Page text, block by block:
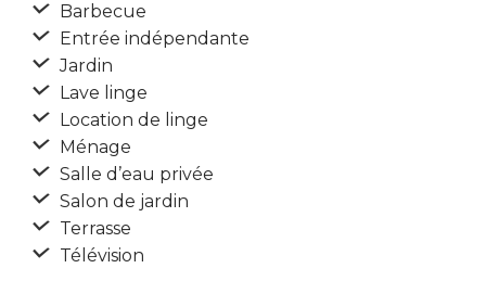
Barbecue
Entrée indépendante
Jardin
Lave linge
Location de linge
Ménage
Salle d’eau privée
Salon de jardin
Terrasse
Télévision